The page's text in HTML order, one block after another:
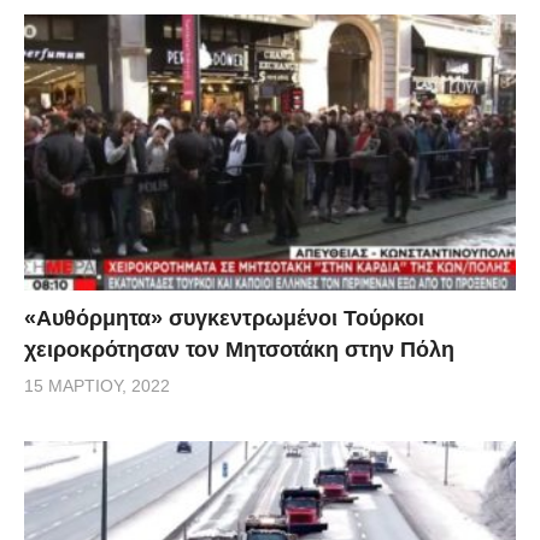
«Αυθόρμητα» συγκεντρωμένοι Τούρκοι
χειροκρότησαν τον Μητσοτάκη στην Πόλη
15 ΜΑΡΤΊΟΥ, 2022